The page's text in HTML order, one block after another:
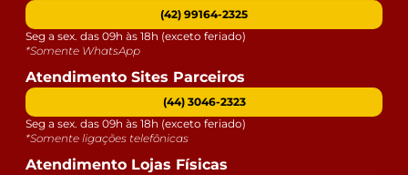
(42) 99164-2325
Seg a sex. das 09h às 18h (exceto feriado)
*Somente WhatsApp
Atendimento Sites Parceiros
(44) 3046-2323
Seg a sex. das 09h às 18h (exceto feriado)
*Somente ligações telefônicas
Atendimento Lojas Físicas